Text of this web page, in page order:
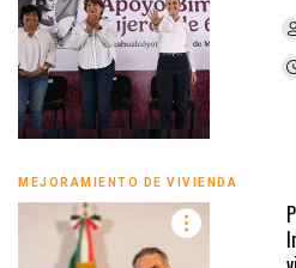
MEJORAMIENTO DE VIVIENDA